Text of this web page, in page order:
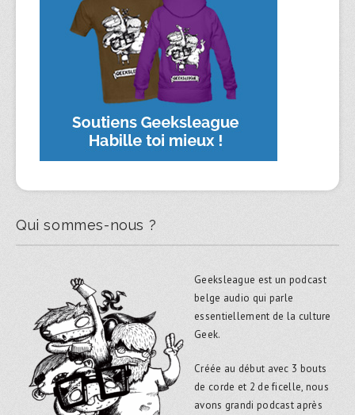
Qui sommes-nous ?
Geeksleague est un podcast
belge audio qui parle
essentiellement de la culture
Geek.
Créée au début avec 3 bouts
de corde et 2 de ficelle, nous
avons grandi podcast après